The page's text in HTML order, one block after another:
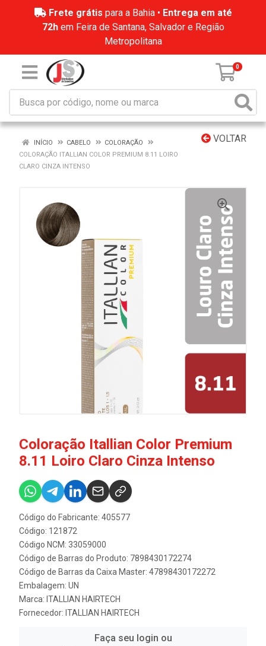
Frete grátis para a Bahia • Entrega em até
72hem Feira de Santana, Salvador e Região
Metropolitana
0
VOLTAR
INÍCIO CABELO
COLORAÇÃO
COLORAÇÃO ITALLIAN COLOR PREMIUM 8.11 LOIRO
CLARO CINZA INTENSO
Coloração Itallian Color Premium
8.11 Loiro Claro Cinza Intenso
Código do Fabricante: 405577
Código: 121872
Código NCM: 33059000
Código de Barras do Produto: 7898430172274
Código de Barras da Caixa Master: 47898430172272
Embalagem: UN
Marca: ITALLIAN HAIRTECH
Fornecedor: ITALLIAN HAIRTECH
Faça seu login ou